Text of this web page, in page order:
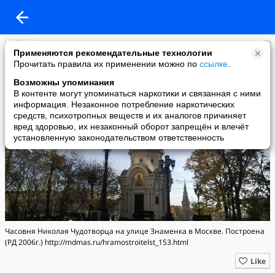
Применяются рекомендательные технологии
Прочитать правила их применении можно по ссылке
Возможны упоминания
В контенте могут упоминаться наркотики и связанная с ними
информация. Незаконное потребление наркотических
средств, психотропных веществ и их аналогов причиняет
вред здоровью, их незаконный оборот запрещён и влечёт
установленную законодательством ответственность
Архитектурно-Художественные мастерские
added a photo
01 Feb в 10:46
Часовня Николая Чудотворца на улице Знаменка в Москве. Построена
(РД 2006г.) http://mdmas.ru/hramostroitelst_153.html
Like